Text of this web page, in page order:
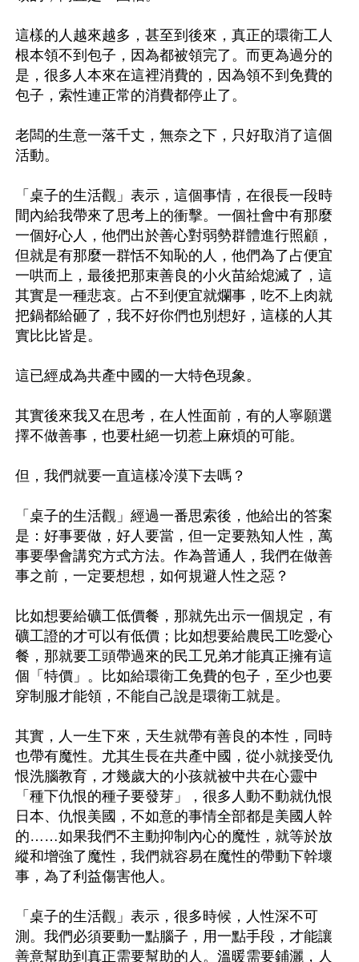
這樣的人越來越多，甚至到後來，真正的環衛工人
根本領不到包子，因為都被領完了。而更為過分的
是，很多人本來在這裡消費的，因為領不到免費的
包子，索性連正常的消費都停止了。
老闆的生意一落千丈，無奈之下，只好取消了這個
活動。
「桌子的生活觀」表示，這個事情，在很長一段時
間內給我帶來了思考上的衝擊。一個社會中有那麼
一個好心人，他們出於善心對弱勢群體進行照顧，
但就是有那麼一群恬不知恥的人，他們為了占便宜
一哄而上，最後把那束善良的小火苗給熄滅了，這
其實是一種悲哀。占不到便宜就爛事，吃不上肉就
把鍋都給砸了，我不好你們也別想好，這樣的人其
實比比皆是。
這已經成為共產中國的一大特色現象。
其實後來我又在思考，在人性面前，有的人寧願選
擇不做善事，也要杜絕一切惹上麻煩的可能。
但，我們就要一直這樣冷漠下去嗎？
「桌子的生活觀」經過一番思索後，他給出的答案
是：好事要做，好人要當，但一定要熟知人性，萬
事要學會講究方式方法。作為普通人，我們在做善
事之前，一定要想想，如何規避人性之惡？
比如想要給礦工低價餐，那就先出示一個規定，有
礦工證的才可以有低價；比如想要給農民工吃愛心
餐，那就要工頭帶過來的民工兄弟才能真正擁有這
個「特價」。比如給環衛工免費的包子，至少也要
穿制服才能領，不能自己說是環衛工就是。
其實，人一生下來，天生就帶有善良的本性，同時
也帶有魔性。尤其生長在共產中國，從小就接受仇
恨洗腦教育，才幾歲大的小孩就被中共在心靈中
「種下仇恨的種子要發芽」，很多人動不動就仇恨
日本、仇恨美國，不如意的事情全部都是美國人幹
的……如果我們不主動抑制內心的魔性，就等於放
縱和增強了魔性，我們就容易在魔性的帶動下幹壞
事，為了利益傷害他人。
「桌子的生活觀」表示，很多時候，人性深不可
測。我們必須要動一點腦子，用一點手段，才能讓
善意幫助到真正需要幫助的人。溫暖需要鋪灑，人